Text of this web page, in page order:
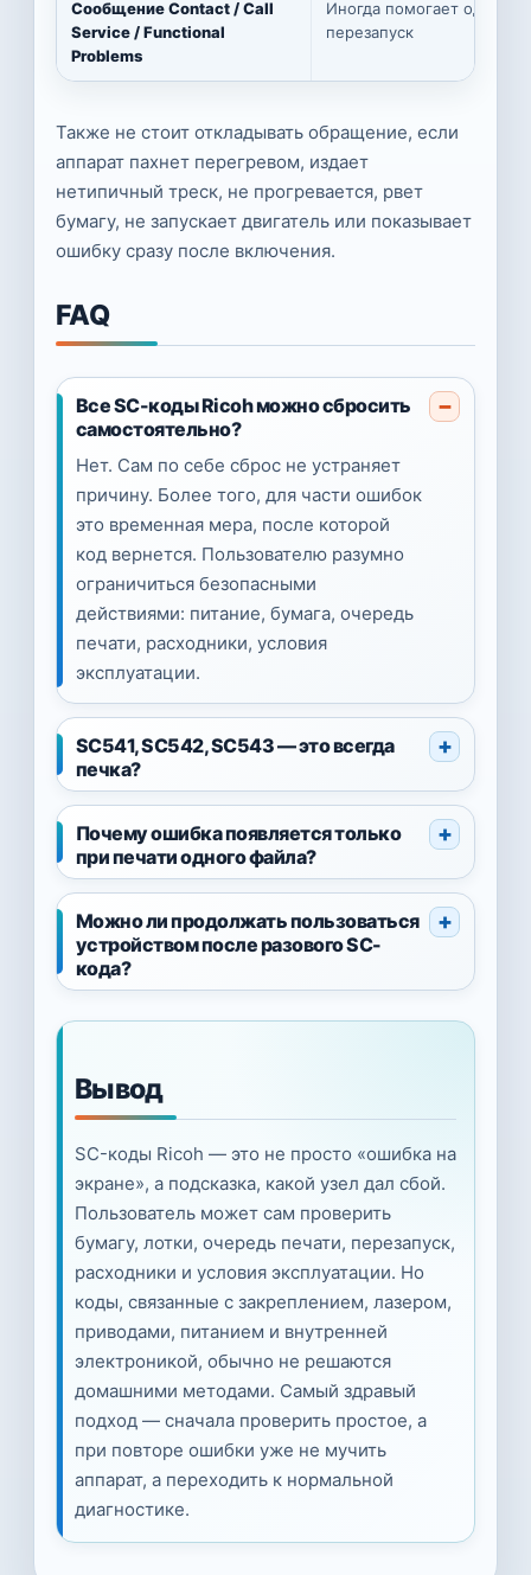
Сообщение Contact / Call
Service / Functional
Problems
Иногда помогает один
перезапуск
Также не стоит откладывать обращение, если
аппарат пахнет перегревом, издает
нетипичный треск, не прогревается, рвет
бумагу, не запускает двигатель или показывает
ошибку сразу после включения.
FAQ
Все SC-коды Ricoh можно сбросить
самостоятельно?
Нет. Сам по себе сброс не устраняет
причину. Более того, для части ошибок
это временная мера, после которой
код вернется. Пользователю разумно
ограничиться безопасными
действиями: питание, бумага, очередь
печати, расходники, условия
эксплуатации.
SC541, SC542, SC543 — это всегда
печка?
Почему ошибка появляется только
при печати одного файла?
Можно ли продолжать пользоваться
устройством после разового SC-
кода?
Вывод
SC-коды Ricoh — это не просто «ошибка на
экране», а подсказка, какой узел дал сбой.
Пользователь может сам проверить
бумагу, лотки, очередь печати, перезапуск,
расходники и условия эксплуатации. Но
коды, связанные с закреплением, лазером,
приводами, питанием и внутренней
электроникой, обычно не решаются
домашними методами. Самый здравый
подход — сначала проверить простое, а
при повторе ошибки уже не мучить
аппарат, а переходить к нормальной
диагностике.